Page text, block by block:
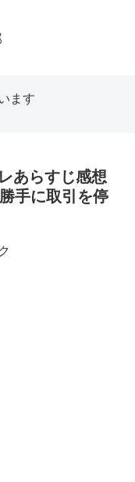
ます
あらすじ感想
手に取引を停